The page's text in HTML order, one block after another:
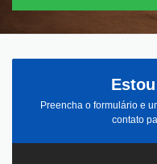
Preencha o formulário e
contato